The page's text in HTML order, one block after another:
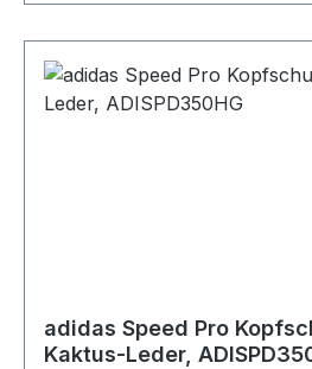
adidas Speed Pro
Kaktus-Leder,